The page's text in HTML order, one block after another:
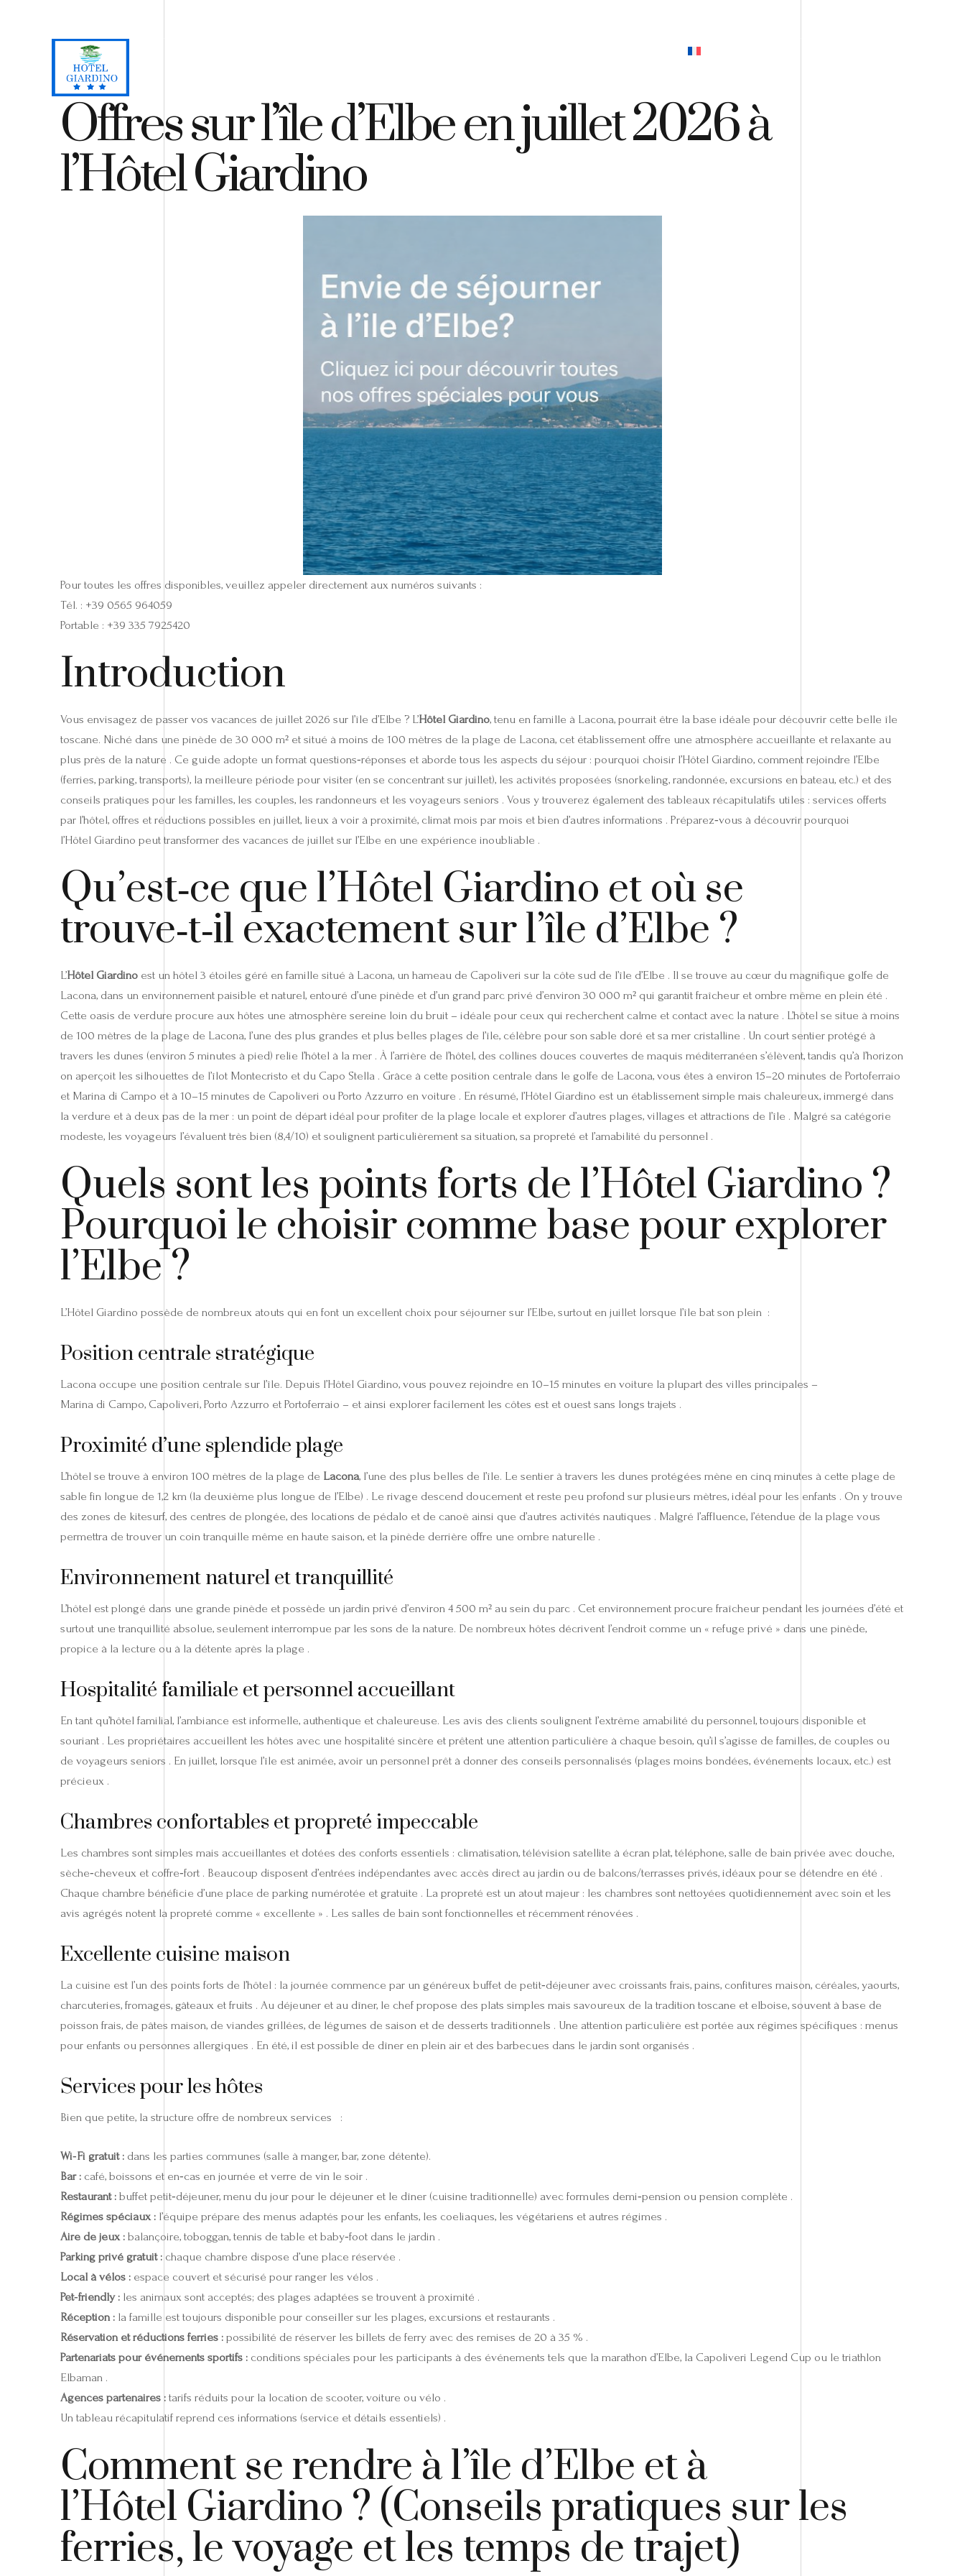
Offres sur l’île d’Elbe en juillet 2026 à
l’Hôtel Giardino
Pour toutes les offres disponibles, veuillez appeler directement aux numéros suivants :
Tél. : +39 0565 964059
Portable : +39 335 7925420
Introduction
Vous envisagez de passer vos vacances de juillet 2026 sur l’île d’Elbe ? L’Hôtel Giardino, tenu en famille à Lacona, pourrait être la base idéale pour découvrir cette belle île
toscane. Niché dans une pinède de 30 000 m² et situé à moins de 100 mètres de la plage de Lacona, cet établissement offre une atmosphère accueillante et relaxante au
plus près de la nature . Ce guide adopte un format questions‑réponses et aborde tous les aspects du séjour : pourquoi choisir l’Hôtel Giardino, comment rejoindre l’Elbe
(ferries, parking, transports), la meilleure période pour visiter (en se concentrant sur juillet), les activités proposées (snorkeling, randonnée, excursions en bateau, etc.) et des
conseils pratiques pour les familles, les couples, les randonneurs et les voyageurs seniors . Vous y trouverez également des tableaux récapitulatifs utiles : services offerts
par l’hôtel, offres et réductions possibles en juillet, lieux à voir à proximité, climat mois par mois et bien d’autres informations . Préparez‑vous à découvrir pourquoi
l’Hôtel Giardino peut transformer des vacances de juillet sur l’Elbe en une expérience inoubliable .
Qu’est‑ce que l’Hôtel Giardino et où se
trouve‑t‑il exactement sur l’île d’Elbe ?
L’Hôtel Giardino est un hôtel 3 étoiles géré en famille situé à Lacona, un hameau de Capoliveri sur la côte sud de l’île d’Elbe . Il se trouve au cœur du magnifique golfe de
Lacona, dans un environnement paisible et naturel, entouré d’une pinède et d’un grand parc privé d’environ 30 000 m² qui garantit fraîcheur et ombre même en plein été .
Cette oasis de verdure procure aux hôtes une atmosphère sereine loin du bruit – idéale pour ceux qui recherchent calme et contact avec la nature . L’hôtel se situe à moins
de 100 mètres de la plage de Lacona, l’une des plus grandes et plus belles plages de l’île, célèbre pour son sable doré et sa mer cristalline . Un court sentier protégé à
travers les dunes (environ 5 minutes à pied) relie l’hôtel à la mer . À l’arrière de l’hôtel, des collines douces couvertes de maquis méditerranéen s’élèvent, tandis qu’à l’horizon
on aperçoit les silhouettes de l’îlot Montecristo et du Capo Stella . Grâce à cette position centrale dans le golfe de Lacona, vous êtes à environ 15–20 minutes de Portoferraio
et Marina di Campo et à 10–15 minutes de Capoliveri ou Porto Azzurro en voiture . En résumé, l’Hôtel Giardino est un établissement simple mais chaleureux, immergé dans
la verdure et à deux pas de la mer : un point de départ idéal pour profiter de la plage locale et explorer d’autres plages, villages et attractions de l’île . Malgré sa catégorie
modeste, les voyageurs l’évaluent très bien (8,4/10) et soulignent particulièrement sa situation, sa propreté et l’amabilité du personnel .
Quels sont les points forts de l’Hôtel Giardino ?
Pourquoi le choisir comme base pour explorer
l’Elbe ?
L’Hôtel Giardino possède de nombreux atouts qui en font un excellent choix pour séjourner sur l’Elbe, surtout en juillet lorsque l’île bat son plein :
Position centrale stratégique
Lacona occupe une position centrale sur l’île. Depuis l’Hôtel Giardino, vous pouvez rejoindre en 10–15 minutes en voiture la plupart des villes principales –
Marina di Campo, Capoliveri, Porto Azzurro et Portoferraio – et ainsi explorer facilement les côtes est et ouest sans longs trajets .
Proximité d’une splendide plage
L’hôtel se trouve à environ 100 mètres de la plage de Lacona, l’une des plus belles de l’île. Le sentier à travers les dunes protégées mène en cinq minutes à cette plage de
sable fin longue de 1,2 km (la deuxième plus longue de l’Elbe) . Le rivage descend doucement et reste peu profond sur plusieurs mètres, idéal pour les enfants . On y trouve
des zones de kitesurf, des centres de plongée, des locations de pédalo et de canoë ainsi que d’autres activités nautiques . Malgré l’affluence, l’étendue de la plage vous
permettra de trouver un coin tranquille même en haute saison, et la pinède derrière offre une ombre naturelle .
Environnement naturel et tranquillité
L’hôtel est plongé dans une grande pinède et possède un jardin privé d’environ 4 500 m² au sein du parc . Cet environnement procure fraîcheur pendant les journées d’été et
surtout une tranquillité absolue, seulement interrompue par les sons de la nature. De nombreux hôtes décrivent l’endroit comme un « refuge privé » dans une pinède,
propice à la lecture ou à la détente après la plage .
Hospitalité familiale et personnel accueillant
En tant qu’hôtel familial, l’ambiance est informelle, authentique et chaleureuse. Les avis des clients soulignent l’extrême amabilité du personnel, toujours disponible et
souriant . Les propriétaires accueillent les hôtes avec une hospitalité sincère et prêtent une attention particulière à chaque besoin, qu’il s’agisse de familles, de couples ou
de voyageurs seniors . En juillet, lorsque l’île est animée, avoir un personnel prêt à donner des conseils personnalisés (plages moins bondées, événements locaux, etc.) est
précieux .
Chambres confortables et propreté impeccable
Les chambres sont simples mais accueillantes et dotées des conforts essentiels : climatisation, télévision satellite à écran plat, téléphone, salle de bain privée avec douche,
sèche‑cheveux et coffre‑fort . Beaucoup disposent d’entrées indépendantes avec accès direct au jardin ou de balcons/terrasses privés, idéaux pour se détendre en été .
Chaque chambre bénéficie d’une place de parking numérotée et gratuite . La propreté est un atout majeur : les chambres sont nettoyées quotidiennement avec soin et les
avis agrégés notent la propreté comme « excellente » . Les salles de bain sont fonctionnelles et récemment rénovées .
Excellente cuisine maison
La cuisine est l’un des points forts de l’hôtel : la journée commence par un généreux buffet de petit‑déjeuner avec croissants frais, pains, confitures maison, céréales, yaourts,
charcuteries, fromages, gâteaux et fruits . Au déjeuner et au dîner, le chef propose des plats simples mais savoureux de la tradition toscane et elboise, souvent à base de
poisson frais, de pâtes maison, de viandes grillées, de légumes de saison et de desserts traditionnels . Une attention particulière est portée aux régimes spécifiques : menus
pour enfants ou personnes allergiques . En été, il est possible de dîner en plein air et des barbecues dans le jardin sont organisés .
Services pour les hôtes
Bien que petite, la structure offre de nombreux services :
Wi‑Fi gratuit : dans les parties communes (salle à manger, bar, zone détente).
Bar : café, boissons et en‑cas en journée et verre de vin le soir .
Restaurant : buffet petit‑déjeuner, menu du jour pour le déjeuner et le dîner (cuisine traditionnelle) avec formules demi‑pension ou pension complète .
Régimes spéciaux : l’équipe prépare des menus adaptés pour les enfants, les coeliaques, les végétariens et autres régimes .
Aire de jeux : balançoire, toboggan, tennis de table et baby‑foot dans le jardin .
Parking privé gratuit : chaque chambre dispose d’une place réservée .
Local à vélos : espace couvert et sécurisé pour ranger les vélos .
Pet‑friendly : les animaux sont acceptés; des plages adaptées se trouvent à proximité .
Réception : la famille est toujours disponible pour conseiller sur les plages, excursions et restaurants .
Réservation et réductions ferries : possibilité de réserver les billets de ferry avec des remises de 20 à 35 % .
Partenariats pour événements sportifs : conditions spéciales pour les participants à des événements tels que la marathon d’Elbe, la Capoliveri Legend Cup ou le triathlon
Elbaman .
Agences partenaires : tarifs réduits pour la location de scooter, voiture ou vélo .
Un tableau récapitulatif reprend ces informations (service et détails essentiels) .
Comment se rendre à l’île d’Elbe et à
l’Hôtel Giardino ? (Conseils pratiques sur les
ferries, le voyage et les temps de trajet)